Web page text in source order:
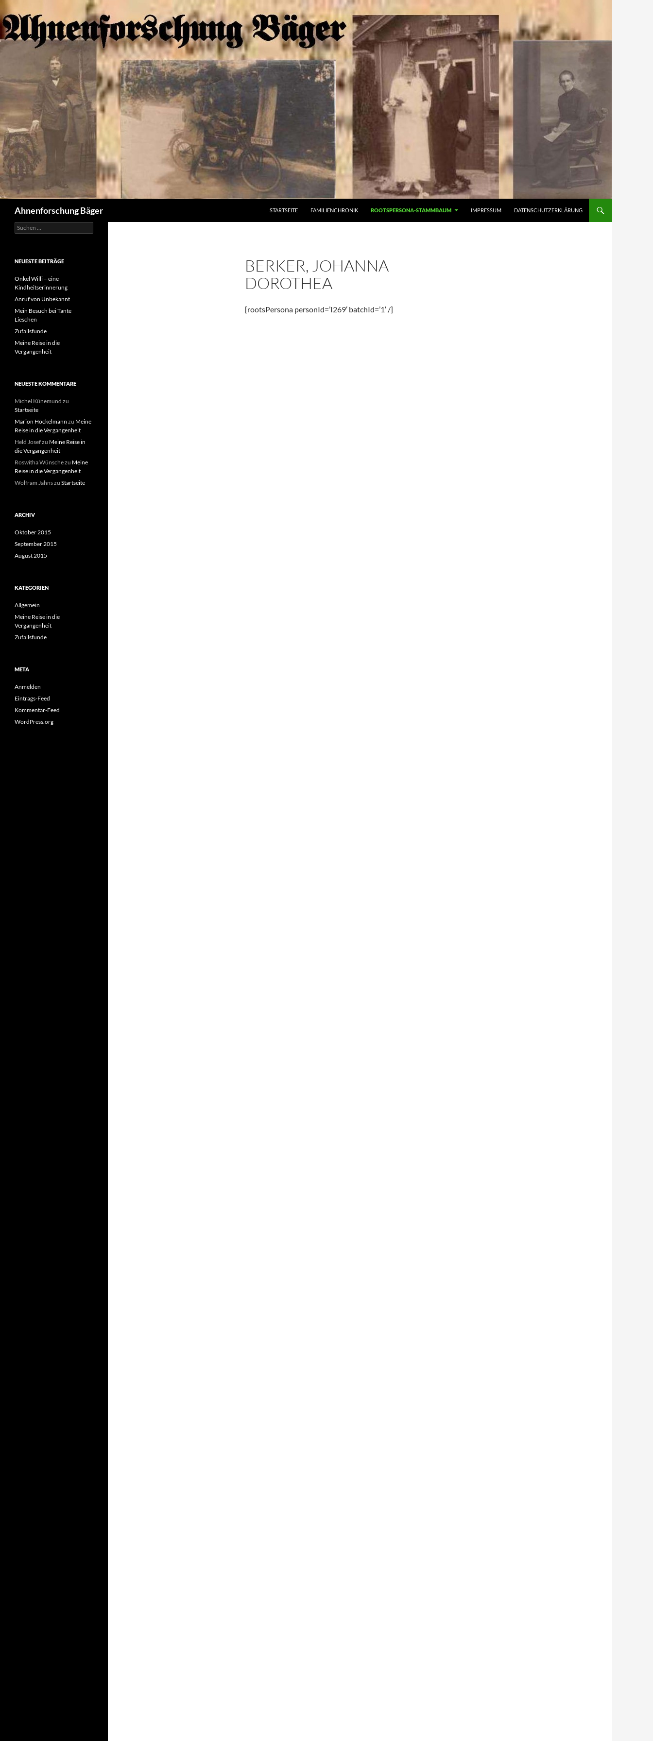
Inhalt
springen
Ahnenforschung Bäger STARTSEITE FAMILIENCHRONIK ROOTSPERSONA-STAMMBAUM IMPRESSUM DATENSCHUTZERKLÄRUNG
BERKER, JOHANNA
DOROTHEA
[rootsPersona personId=’I269′ batchId=’1′ /]
Suchen
nach:
NEUESTE BEITRÄGE
Onkel Willi – eine
Kindheitserinnerung
Anruf von Unbekannt
Mein Besuch bei Tante
Lieschen
Zufallsfunde
Meine Reise in die
Vergangenheit
NEUESTE KOMMENTARE
Michel Künemund zu
Startseite
Marion Höckelmann zu Meine
Reise in die Vergangenheit
Held Josefzu Meine Reise in
die Vergangenheit
Roswitha Wünschezu Meine
Reise in die Vergangenheit
Wolfram Jahnszu Startseite
ARCHIV
Oktober 2015
September 2015
August 2015
KATEGORIEN
Allgemein
Meine Reise in die
Vergangenheit
Zufallsfunde
META
Anmelden
Eintrags-Feed
Kommentar-Feed
WordPress.org